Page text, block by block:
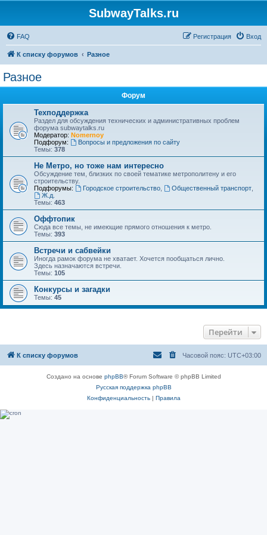
SubwayTalks.ru
FAQ Вход
Регистрация
К списку форумов Разное
Разное
Форум
Техподдержка
Раздел для обсуждения технических и административных проблем
форума subwaytalks.ru
Модератор: Nomernoy
Подфорум:
Вопросы и предложения по сайту
Темы: 378
Не Метро, но тоже нам интересно
Обсуждение тем, близких по своей тематике метрополитену и его
строительству.
Подфорумы:
Городское строительство, Общественный транспорт,
Ж.д.
Темы: 463
Оффтопик
Сюда все темы, не имеющие прямого отношения к метро.
Темы: 393
Встречи и сабвейки
Иногда рамок форума не хватает. Хочется пообщаться лично.
Здесь назначаются встречи.
Темы: 105
Конкурсы и загадки
Темы: 45
Перейти
К списку форумов Часовой пояс: UTC+03:00
Создано на основе phpBB® Forum Software © phpBB Limited
Русская поддержка phpBB
Конфиденциальность| Правила